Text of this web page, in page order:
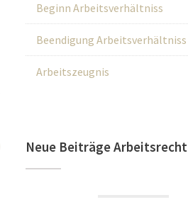
Beginn Arbeitsverhältniss
Beendigung Arbeitsverhältniss
Arbeitszeugnis
Neue Beiträge Arbeitsrecht